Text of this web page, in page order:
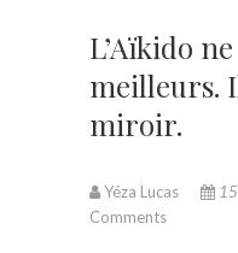
L’Aïkido
meilleurs.
miroir.
Yéza Lucas
Comments